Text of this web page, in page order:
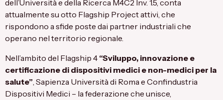
dell’Università e della Ricerca M4C2 Inv. 1.5, conta
attualmente su otto Flagship Project attivi, che
rispondono a sfide poste dai partner industriali che
operano nel territorio regionale.
Nell’ambito del Flagship 4 “Sviluppo, innovazione e
certificazione di dispositivi medici e non-medici per la
salute”, Sapienza Università di Romae Confindustria
Dispositivi Medici – la federazione che unisce,